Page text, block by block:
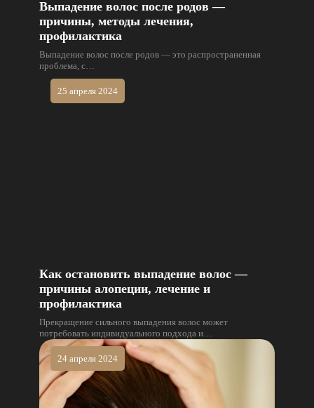
Выпадение волос после родов —
причины, методы лечения,
профилактика
Выпадение волос после родов — это распространенная
проблема, с…
25 апреля 2024
Как остановить выпадение волос —
причины алопеции, лечение и
профилактика
Прекращение сильного выпадения волос может
потребовать индивидуального подхода и…
24 апреля 2024